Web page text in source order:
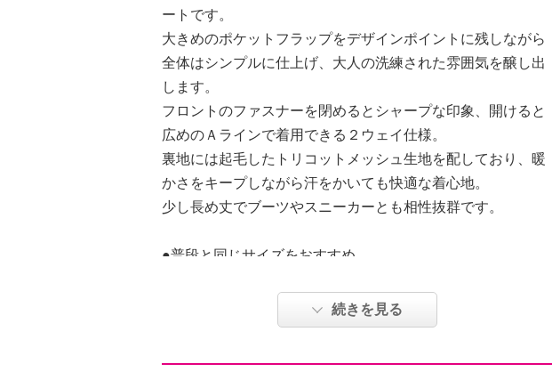
ートです。
大きめのポケットフラップをデザインポイントに残しながら
全体はシンプルに仕上げ、大人の洗練された雰囲気を醸し出
します。
フロントのファスナーを閉めるとシャープな印象、開けると
広めのＡラインで着用できる２ウェイ仕様。
裏地には起毛したトリコットメッシュ生地を配しており、暖
かさをキープしながら汗をかいても快適な着心地。
少し長め丈でブーツやスニーカーとも相性抜群です。
●普段と同じサイズをおすすめ
・開きの場所：後中心
続きを見る